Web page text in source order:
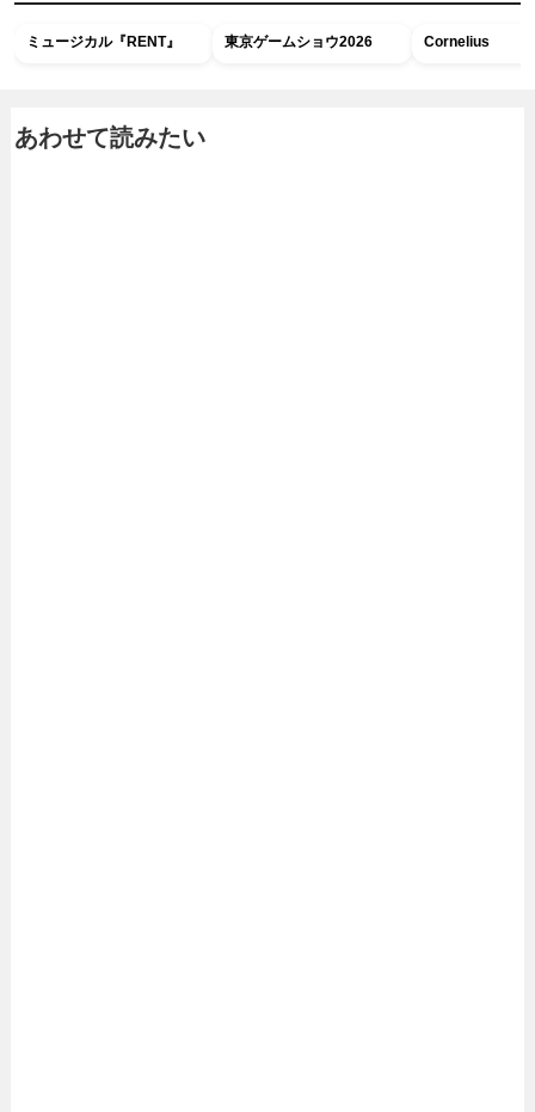
ミュージカル『RENT』 東京ゲームショウ2026 Cornelius
あわせて読みたい